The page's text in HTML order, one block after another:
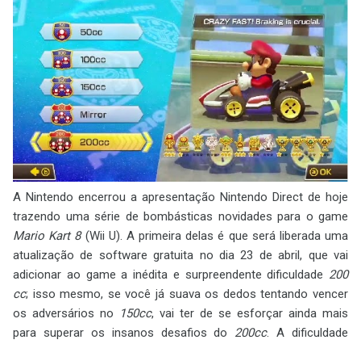
A Nintendo encerrou a apresentação Nintendo Direct de hoje
trazendo uma série de bombásticas novidades para o game
Mario Kart 8(Wii U). A primeira delas é que será liberada uma
atualização de software gratuita no dia 23 de abril, que vai
adicionar ao game a inédita e surpreendente dificuldade 200
cc; isso mesmo, se você já suava os dedos tentando vencer
os adversários no
150cc, vai ter de se esforçar ainda mais
para superar os insanos desafios do 200cc. A dificuldade